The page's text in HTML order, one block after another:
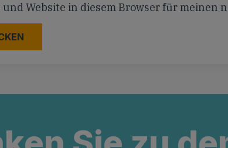
und Website in diesem Browser für meinen